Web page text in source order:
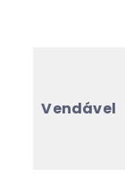
Vendável